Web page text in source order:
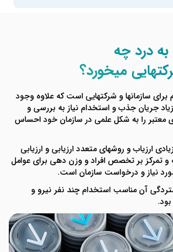
درد چه
میخورد؟
سازمانها و شرکتهایی است که علاوه وجود
زیاد جریان جذب و استخدام نیاز به بررسی و
معتبر را به شکل علمی در سازمان خود احساس
ارزیاب و روشهای متعدد ارزیابی و ارزیابی
تمرکز بر تخصص افراد و وزن دهی برای عوامل
نیاز و درخواست سازمان است.
آن مناسب استخدام چند نفر نیرو و